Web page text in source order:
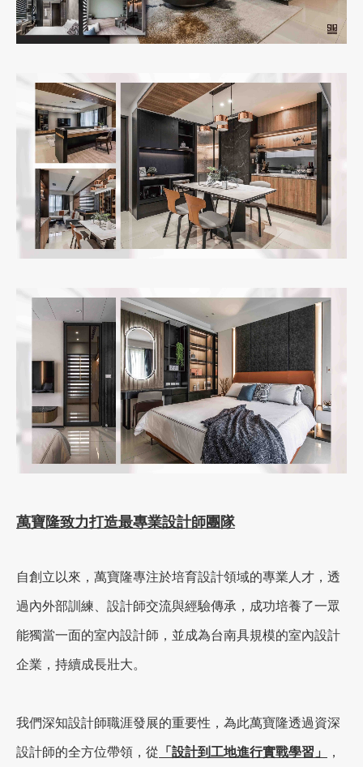
萬寶隆致力打造最專業設計師團隊
自創立以來，萬寶隆專注於培育設計領域的專業人才，透
過內外部訓練、設計師交流與經驗傳承，成功培養了一眾
能獨當一面的室內設計師，並成為台南具規模的室內設計
企業，持續成長壯大。
我們深知設計師職涯發展的重要性，為此萬寶隆透過資深
設計師的全方位帶領，從 「設計到工地進行實戰學習」 ，